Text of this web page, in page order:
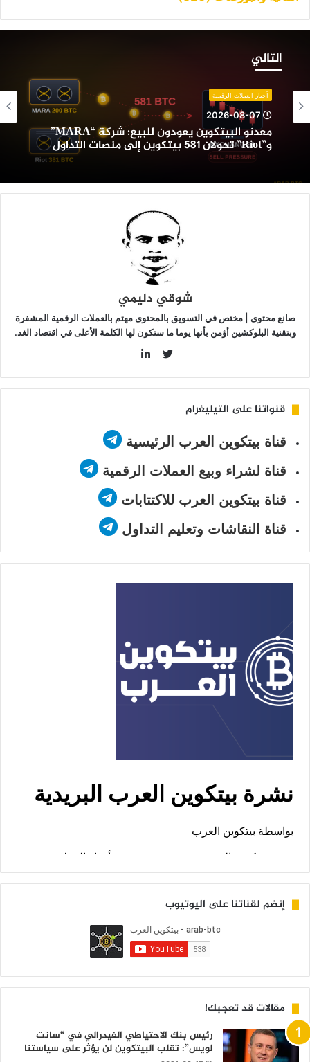
التاليالبيتكوين
شركة
إلى
منصات
أخبار العملات الرقمية
2026-08-07
معدنو البيتكوين يعودون للبيع: شركة “MARA”
و”Riot” تحولان 581 بيتكوين إلى منصات التداول
شوقي دليمي
صانع محتوى | مختص في التسويق بالمحتوى مهتم بالعملات الرقمية المشفرة
وبتقنية البلوكشين أؤمن بأنها يوما ما ستكون لها الكلمة الأعلى في اقتصاد الغد.
قنواتنا على التيليغرام
قناة بيتكوين العرب الرئيسية
قناة لشراء وبيع العملات الرقمية
قناة بيتكوين العرب للاكتتابات
قناة النقاشات وتعليم التداول
إنضم لقناتنا على اليوتيوب
مقالات قد تعجبك!
رئيس بنك الاحتياطي الفيدرالي في “سانت
لويس”: تقلب البيتكوين لن يؤثر على سياستنا